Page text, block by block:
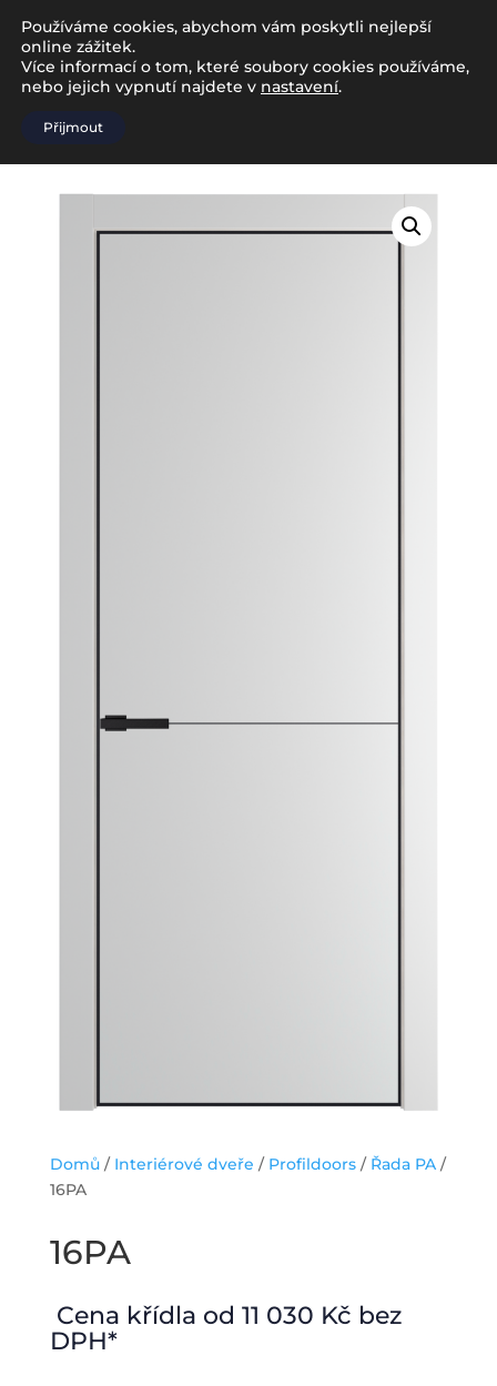
Domů/ Interiérové dveře / Profildoors/ Řada PA/
16PA
16PA
11 030 Kč
Používáme cookies, abychom vám poskytli nejlepší
online zážitek.
Více informací o tom, které soubory cookies používáme,
nebo jejich vypnutí najdete v nastavení.
Přijmout